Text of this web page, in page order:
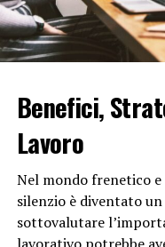
Voldemort un
letteratura,
nei lettori.
omaggio alla
mitologia greca, ad
mostruose sono
enfatizzare la loro
In questo contesto, la
può essere vista
distingue come un
Benefici,
Lavoro
Nel mondo frenetico
silenzio è diventato
sottovalutare